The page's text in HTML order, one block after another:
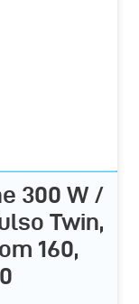
300 W /
Twin,
160,